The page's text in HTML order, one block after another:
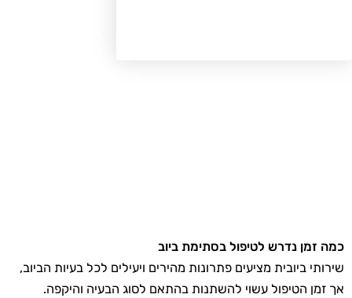
זמן נדרש לטיפול בסתימת ביוב
ביובית מציעים פתרונות מהירים ויעילים לכל בעיות הביוב,
זמן הטיפול עשוי להשתנות בהתאם לסוג הבעיה והיקפה.